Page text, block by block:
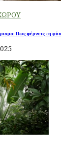
Πως φέρνεις τη